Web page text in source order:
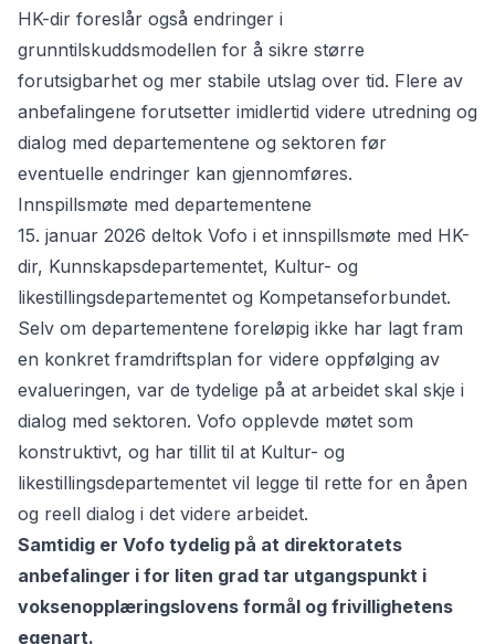
HK-dir foreslår også endringer i
grunntilskuddsmodellen for å sikre større
forutsigbarhet og mer stabile utslag over tid. Flere av
anbefalingene forutsetter imidlertid videre utredning og
dialog med departementene og sektoren før
eventuelle endringer kan gjennomføres.
Innspillsmøte med departementene
15. januar 2026 deltok Vofo i et innspillsmøte med HK-
dir, Kunnskapsdepartementet, Kultur- og
likestillingsdepartementet og Kompetanseforbundet.
Selv om departementene foreløpig ikke har lagt fram
en konkret framdriftsplan for videre oppfølging av
evalueringen, var de tydelige på at arbeidet skal skje i
dialog med sektoren. Vofo opplevde møtet som
konstruktivt, og har tillit til at Kultur- og
likestillingsdepartementet vil legge til rette for en åpen
og reell dialog i det videre arbeidet.
Samtidig er Vofo tydelig på at direktoratets
anbefalinger i for liten grad tar utgangspunkt i
voksenopplæringslovens formål og frivillighetens
egenart.